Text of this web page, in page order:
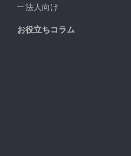
法人向け
お役立ちコラム